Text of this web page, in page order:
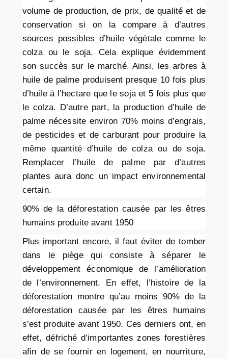
volume de production, de prix, de qualité et de
conservation si on la compare à d’autres
sources possibles d’huile végétale comme le
colza ou le soja. Cela explique évidemment
son succès sur le marché. Ainsi, les arbres à
huile de palme produisent presque 10 fois plus
d’huile à l’hectare que le soja et 5 fois plus que
le colza. D’autre part, la production d’huile de
palme nécessite environ 70% moins d’engrais,
de pesticides et de carburant pour produire la
même quantité d’huile de colza ou de soja.
Remplacer l’huile de palme par d’autres
plantes aura donc un impact environnemental
certain.
90% de la déforestation causée par les êtres
humains produite avant 1950
Plus important encore, il faut éviter de tomber
dans le piège qui consiste à séparer le
développement économique de l’amélioration
de l’environnement. En effet, l’histoire de la
déforestation montre qu’au moins 90% de la
déforestation causée par les êtres humains
s’est produite avant 1950. Ces derniers ont, en
effet, défriché d’importantes zones forestières
afin de se fournir en logement, en nourriture,